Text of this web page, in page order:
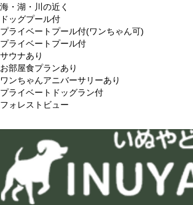
海・湖・川の近く
ドッグプール付
プライベートプール付(ワンちゃん可)
プライベートプール付
サウナあり
お部屋食プランあり
ワンちゃんアニバーサリーあり
プライベートドッグラン付
フォレストビュー